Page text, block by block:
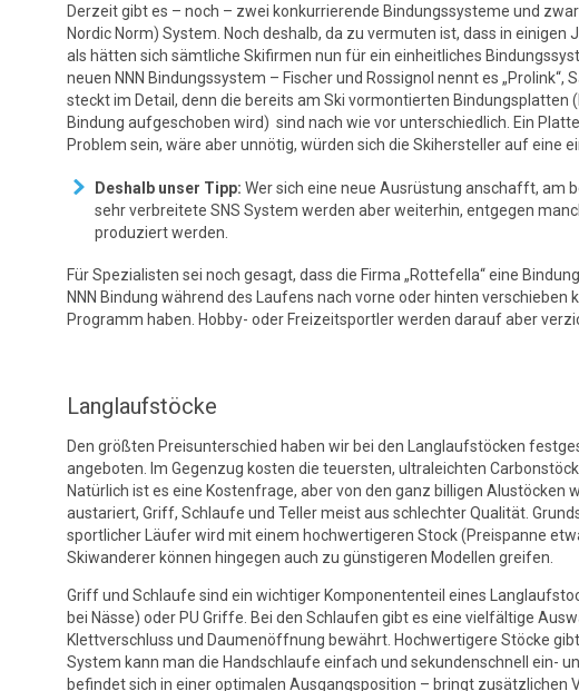
Derzeit gibt es – noch – zwei konkurrierende Bindungssysteme und
Nordic Norm) System. Noch deshalb, da zu vermuten ist, dass in
als hätten sich sämtliche Skifirmen nun für ein einheitliches
neuen NNN Bindungssystem – Fischer und Rossignol nennt es
steckt im Detail, denn die bereits am Ski vormontierten
Bindung aufgeschoben wird) sind nach wie vor unterschiedlich. Ein
Problem sein, wäre aber unnötig, würden sich die Skihersteller auf eine
Deshalb unser Tipp: Wer sich eine neue Ausrüstung anschafft, am
sehr verbreitete SNS System werden aber weiterhin, entgegen
produziert werden.
Für Spezialisten sei noch gesagt, dass die Firma „Rottefella“ eine
NNN Bindung während des Laufens nach vorne oder hinten
Programm haben. Hobby- oder Freizeitsportler werden darauf aber
Langlaufstöcke
Den größten Preisunterschied haben wir bei den Langlaufstöcken
angeboten. Im Gegenzug kosten die teuersten, ultraleichten
Natürlich ist es eine Kostenfrage, aber von den ganz billigen
austariert, Griff, Schlaufe und Teller meist aus schlechter Qualität.
sportlicher Läufer wird mit einem hochwertigeren Stock (Preispanne
Skiwanderer können hingegen auch zu günstigeren Modellen greifen.
Griff und Schlaufe sind ein wichtiger Komponententeil eines
bei Nässe) oder PU Griffe. Bei den Schlaufen gibt es eine vielfältige
Klettverschluss und Daumenöffnung bewährt. Hochwertigere Stöcke
System kann man die Handschlaufe einfach und sekundenschnell ein-
befindet sich in einer optimalen Ausgangsposition – bringt zusätzlichen